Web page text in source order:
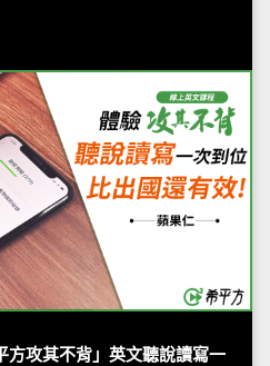
方攻其不背」英文聽說讀寫一